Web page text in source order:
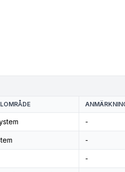
-
-
-